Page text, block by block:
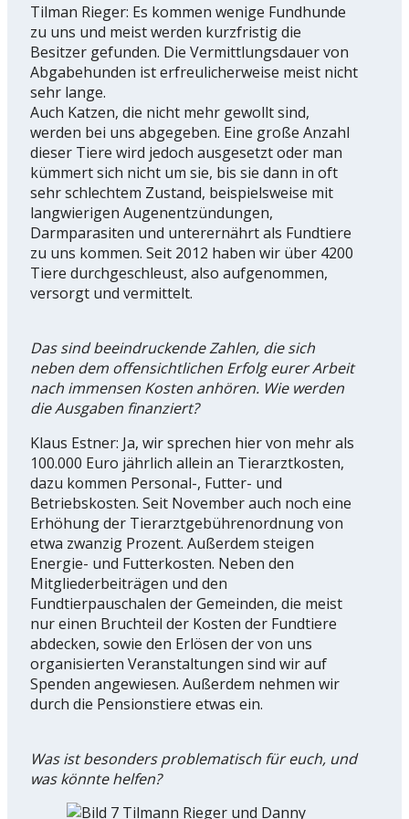
Tilman Rieger: Es kommen wenige Fundhunde
zu uns und meist werden kurzfristig die
Besitzer gefunden. Die Vermittlungsdauer von
Abgabehunden ist erfreulicherweise meist nicht
sehr lange.
Auch Katzen, die nicht mehr gewollt sind,
werden bei uns abgegeben. Eine große Anzahl
dieser Tiere wird jedoch ausgesetzt oder man
kümmert sich nicht um sie, bis sie dann in oft
sehr schlechtem Zustand, beispielsweise mit
langwierigen Augenentzündungen,
Darmparasiten und unterernährt als Fundtiere
zu uns kommen. Seit 2012 haben wir über 4200
Tiere durchgeschleust, also aufgenommen,
versorgt und vermittelt.
Das sind beeindruckende Zahlen, die sich
neben dem offensichtlichen Erfolg eurer Arbeit
nach immensen Kosten anhören. Wie werden
die Ausgaben finanziert?
Klaus Estner: Ja, wir sprechen hier von mehr als
100.000 Euro jährlich allein an Tierarztkosten,
dazu kommen Personal-, Futter- und
Betriebskosten. Seit November auch noch eine
Erhöhung der Tierarztgebührenordnung von
etwa zwanzig Prozent. Außerdem steigen
Energie- und Futterkosten. Neben den
Mitgliederbeiträgen und den
Fundtierpauschalen der Gemeinden, die meist
nur einen Bruchteil der Kosten der Fundtiere
abdecken, sowie den Erlösen der von uns
organisierten Veranstaltungen sind wir auf
Spenden angewiesen. Außerdem nehmen wir
durch die Pensionstiere etwas ein.
Was ist besonders problematisch für euch, und
was könnte helfen?